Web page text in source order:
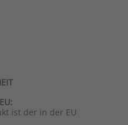
ist der in der EU